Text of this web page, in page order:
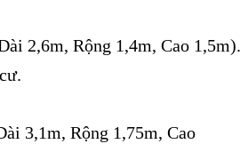
2,6m, Rộng 1,4m, Cao 1,5m).
3,1m, Rộng 1,75m, Cao